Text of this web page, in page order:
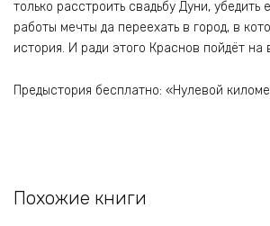
только расстроить свадьбу Дуни, убедить
работы мечты да переехать в город, в
история. И ради этого Краснов пойдёт на
Предыстория бесплатно: «Нулевой
Похожие книги